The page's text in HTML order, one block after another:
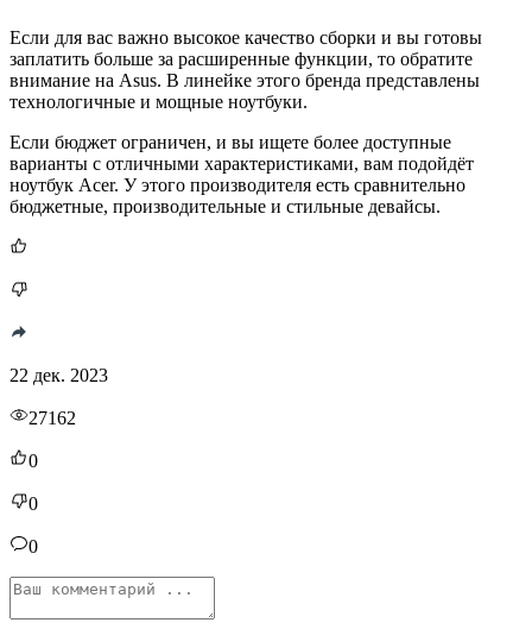
Если для вас важно высокое качество сборки и вы готовы
заплатить больше за расширенные функции, то обратите
внимание на Asus. В линейке этого бренда представлены
технологичные и мощные ноутбуки.
Если бюджет ограничен, и вы ищете более доступные
варианты с отличными характеристиками, вам подойдёт
ноутбук Acer. У этого производителя есть сравнительно
бюджетные, производительные и стильные девайсы.
22 дек. 2023
27162
0
0
0